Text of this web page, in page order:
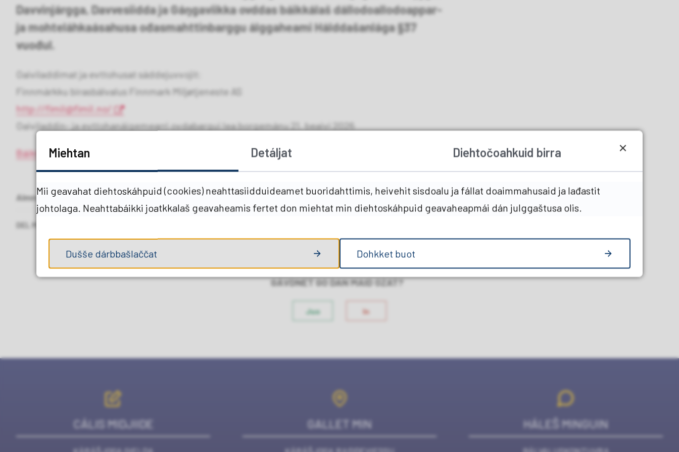
Davvinjárgga, Davvesiidda ja Gáŋgaviikka ovddas báikkálaš dállodoallodoappar-
ja mohteláhkaásahusa ođasmahttinbarggu álggaheami Hálddašanlága §37
vuođul.
Oaiviladdimat ja evttohusat sáddejuvvojit:
Finnmárkku birasbálvalus Finnmark Miljøtjeneste AS
http://fimil@fimil.no/
Oaiviladdin- ja evttohanáigemearri ovdabargui lea borgemánu 21. beaivi 2026
Báikkálaš dállodoallodoappar- ja mohteláhkaásahusa ođasmahttin
Almmuhuvvon 07.07.2026 11.18 Maŋemusat rievdaduvvon 08.07.2026 06.15
DEL MED ANDRE
GÁVDNET GO DAN MAID OZAT?
Juo In
CÁLIS MIDJIIDE GALLET MIN HÁLEŠ MINGUIN
Miehtan Detáljat Diehtočoahkuid birra
Mii geavahat diehtoskáhpuid (cookies) neahttasiidduideamet buoridahttimis, heivehit sisdoalu ja fállat doaimmahusaid ja lađastit
johtolaga. Neahttabáikki joatkkalaš geavaheamis fertet don miehtat min diehtoskáhpuid geavaheapmái dán julggaštusa olis.
Dušše dárbbašlaččat Dohkket buot